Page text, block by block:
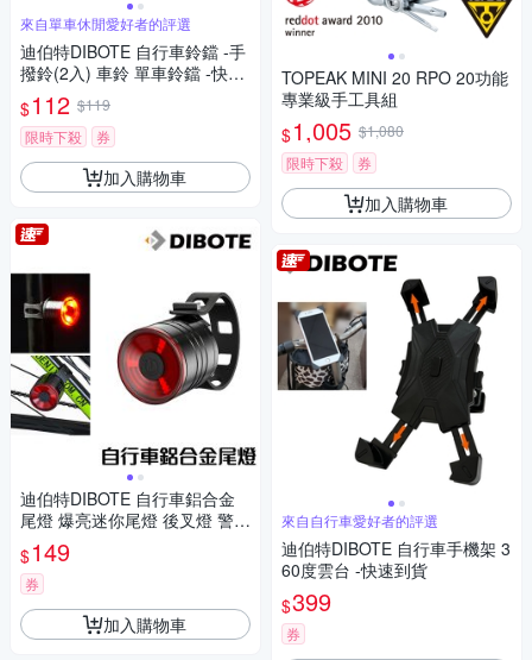
來自單車休閒愛好者的評選
迪伯特DIBOTE 自行車鈴鐺 -手
撥鈴(2入) 車鈴 單車鈴鐺 -快速
到貨
$112 $119
限時下殺
券
加入購物車
迪伯特DIBOTE 自行車鋁合金
尾燈 爆亮迷你尾燈 後叉燈 警示
燈 -快速到貨
$149
券
加入購物車
TOPEAK MINI 20 RPO 20功能
專業級手工具組
$1,005 $1,080
限時下殺
券
加入購物車
來自自行車愛好者的評選
迪伯特DIBOTE 自行車手機架 3
60度雲台 -快速到貨
$399
券